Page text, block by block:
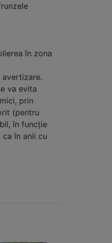
în zona
va evita
prin
(pentru
în funcţie
în anii cu